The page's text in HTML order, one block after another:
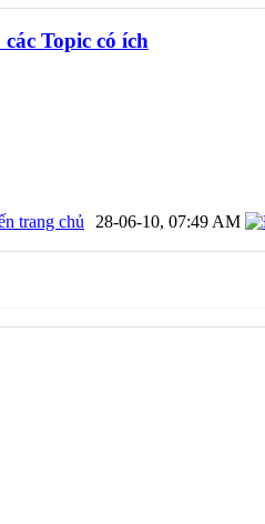
Topic có ích
trang chủ 28-06-10, 07:49 AM